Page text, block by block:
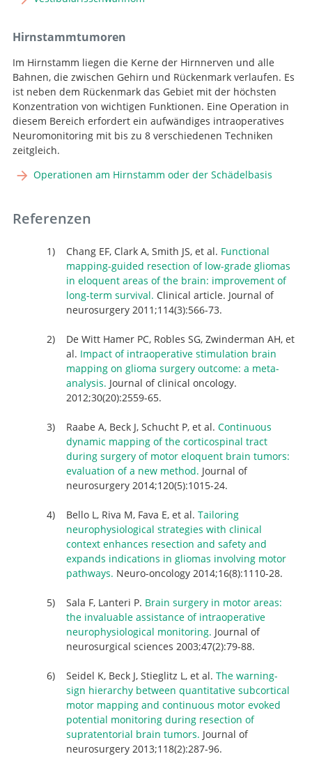
Hirnstammtumoren
Im Hirnstamm liegen die Kerne der Hirnnerven und alle
Bahnen, die zwischen Gehirn und Rückenmark verlaufen. Es
ist neben dem Rückenmark das Gebiet mit der höchsten
Konzentration von wichtigen Funktionen. Eine Operation in
diesem Bereich erfordert ein aufwändiges intraoperatives
Neuromonitoring mit bis zu 8 verschiedenen Techniken
zeitgleich.
Operationen am Hirnstamm oder der Schädelbasis
Referenzen
Chang EF, Clark A, Smith JS, et al. Functional
mapping-guided resection of low-grade gliomas
in eloquent areas of the brain: improvement of
long-term survival. Clinical article. Journal of
neurosurgery 2011;114(3):566-73.
De Witt Hamer PC, Robles SG, Zwinderman AH, et
al. Impact of intraoperative stimulation brain
mapping on glioma surgery outcome: a meta-
analysis. Journal of clinical oncology.
2012;30(20):2559-65.
Raabe A, Beck J, Schucht P, et al. Continuous
dynamic mapping of the corticospinal tract
during surgery of motor eloquent brain tumors:
evaluation of a new method. Journal of
neurosurgery 2014;120(5):1015-24.
Bello L, Riva M, Fava E, et al. Tailoring
neurophysiological strategies with clinical
context enhances resection and safety and
expands indications in gliomas involving motor
pathways. Neuro-oncology 2014;16(8):1110-28.
Sala F, Lanteri P. Brain surgery in motor areas:
the invaluable assistance of intraoperative
neurophysiological monitoring. Journal of
neurosurgical sciences 2003;47(2):79-88.
Seidel K, Beck J, Stieglitz L, et al. The warning-
sign hierarchy between quantitative subcortical
motor mapping and continuous motor evoked
potential monitoring during resection of
supratentorial brain tumors. Journal of
neurosurgery 2013;118(2):287-96.